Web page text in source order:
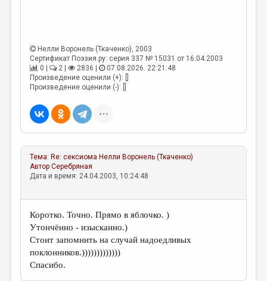
ПРОИЗВЕДЕНИЯ
ПЕРЕВОДЫ
КОНКУРСЫ
ДЕТСКАЯ КОМНАТА
КНИЖНАЯ ПОЛКА
ОБЗОР ЛИТЕРАТУРЫ
СТРАНИЦЫ ПАМЯТИ
ОБЪЯВЛЕНИЯ
КОЛОНКА РЕДАКТОРА
РЕДКОЛЛЕГИЯ
ОТ РЕДАКЦИИ
Нелли Воронель (Ткаченко), 2003
Сертификат Поэзия.ру: серия 337 № 15031 от 16.04.2003
0 |
2 | 2836 |
07.08.2026. 22:21:48
Произведение оценили (+): []
Произведение оценили (-): []
Тема: Re: сексиома Нелли Воронель (Ткаченко)
АвторСеребряная
Дата и время: 24.04.2003, 10:24:48
Коротко. Точно. Прямо в яблочко. )
Утончённо - изысканно.)
Стоит запомнить на случай надоедливых
поклонников.)))))))))))))
Спасибо.